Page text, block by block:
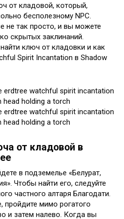
от кладовой, который,
бесполезному NPC.
не так просто, и вы можете
скрытых заклинаний.
ключ от кладовки и как
Spirit Incantation в Shadow
от кладовой в
в подземелье «Белурат,
Чтобы найти его, следуйте
частного алтаря Благодати.
пройдите мимо рогатого
и затем налево. Когда вы